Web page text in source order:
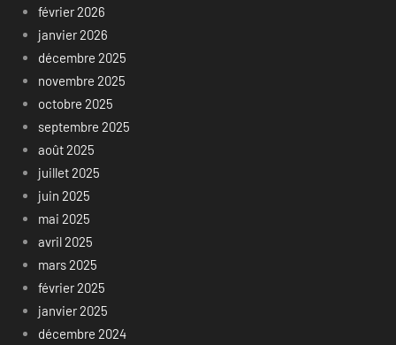
février 2026
janvier 2026
décembre 2025
novembre 2025
octobre 2025
septembre 2025
août 2025
juillet 2025
juin 2025
mai 2025
avril 2025
mars 2025
février 2025
janvier 2025
décembre 2024